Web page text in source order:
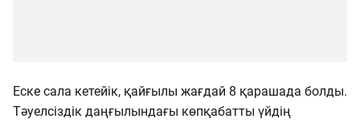
Еске сала кетейік, қайғылы жағдай 8 қарашада болды.
Тәуелсіздік даңғылындағы көпқабатты үйдің